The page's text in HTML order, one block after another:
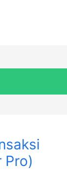
Pro)